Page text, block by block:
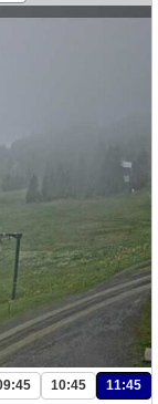
10:45 11:45